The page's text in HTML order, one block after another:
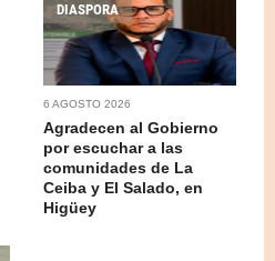
DIASPORA
6 AGOSTO 2026
Agradecen al Gobierno
por escuchar a las
comunidades de La
Ceiba y El Salado, en
Higüey